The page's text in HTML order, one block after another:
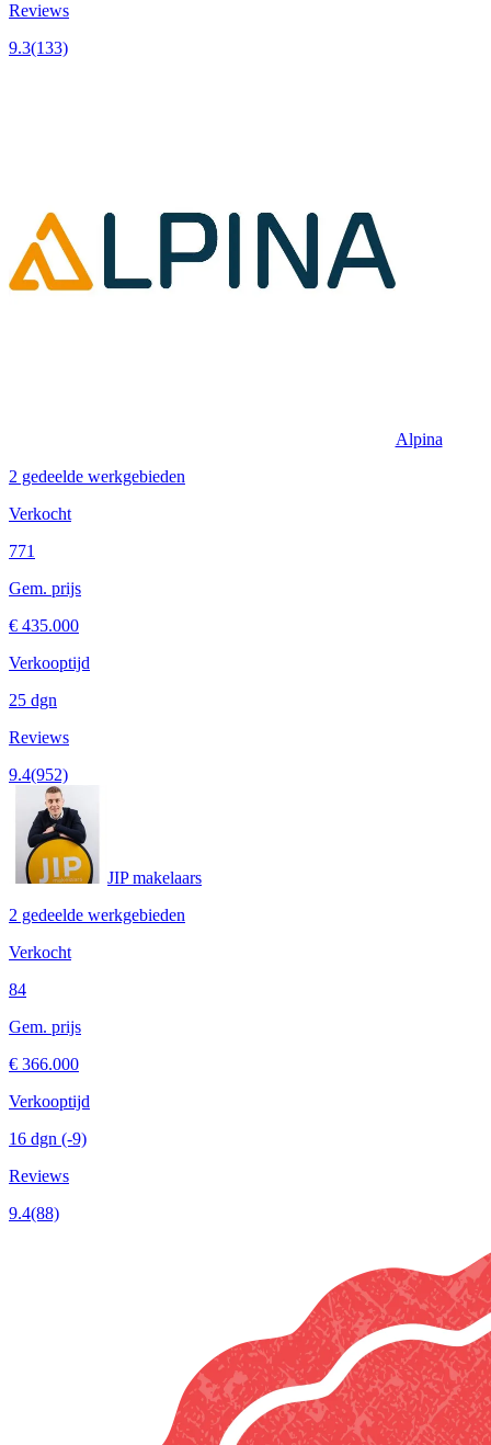
Reviews
9.3(133)
Alpina
2 gedeelde werkgebieden
Verkocht
771
Gem. prijs
€ 435.000
Verkooptijd
25 dgn
Reviews
9.4(952)
JIP makelaars
2 gedeelde werkgebieden
Verkocht
84
Gem. prijs
€ 366.000
Verkooptijd
16 dgn (-9)
Reviews
9.4(88)